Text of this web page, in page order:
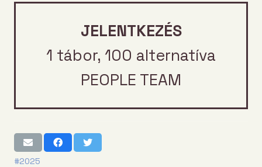
JELENTKEZÉS
1 tábor, 100 alternatíva
PEOPLE TEAM
#2025